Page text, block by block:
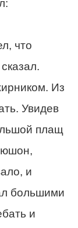
что
Из
Увидев
плащ
и
большими
и